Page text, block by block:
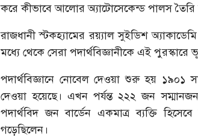
করে কীভাবে আলোর অ্যাটোসেকেন্ড পালস তৈরি
রাজধানী স্টকহ্যামের রয়্যাল সুইডিশ
মধ্যে থেকে সেরা পদার্থবিজ্ঞানীকে এই পুরস্কারে
পদার্থবিজ্ঞানে নোবেল দেওয়া শুরু হয়
দেওয়া হয়েছে। এখন পর্যন্ত ২২২ জন
পদার্থবিদ জন বার্ডেন একমাত্র ব্যক্তি
গড়েছিলেন।